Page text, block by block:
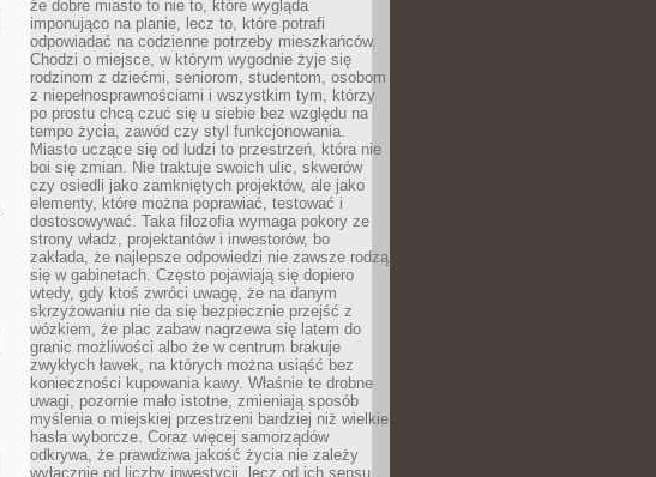
że dobre miasto to nie to, które wygląda
imponująco na planie, lecz to, które potrafi
odpowiadać na codzienne potrzeby mieszkańców.
Chodzi o miejsce, w którym wygodnie żyje się
rodzinom z dziećmi, seniorom, studentom, osobom
z niepełnosprawnościami i wszystkim tym, którzy
po prostu chcą czuć się u siebie bez względu na
tempo życia, zawód czy styl funkcjonowania.
Miasto uczące się od ludzi to przestrzeń, która nie
boi się zmian. Nie traktuje swoich ulic, skwerów
czy osiedli jako zamkniętych projektów, ale jako
elementy, które można poprawiać, testować i
dostosowywać. Taka filozofia wymaga pokory ze
strony władz, projektantów i inwestorów, bo
zakłada, że najlepsze odpowiedzi nie zawsze rodzą
się w gabinetach. Często pojawiają się dopiero
wtedy, gdy ktoś zwróci uwagę, że na danym
skrzyżowaniu nie da się bezpiecznie przejść z
wózkiem, że plac zabaw nagrzewa się latem do
granic możliwości albo że w centrum brakuje
zwykłych ławek, na których można usiąść bez
konieczności kupowania kawy. Właśnie te drobne
uwagi, pozornie mało istotne, zmieniają sposób
myślenia o miejskiej przestrzeni bardziej niż wielkie
hasła wyborcze. Coraz więcej samorządów
odkrywa, że prawdziwa jakość życia nie zależy
wyłącznie od liczby inwestycji, lecz od ich sensu.